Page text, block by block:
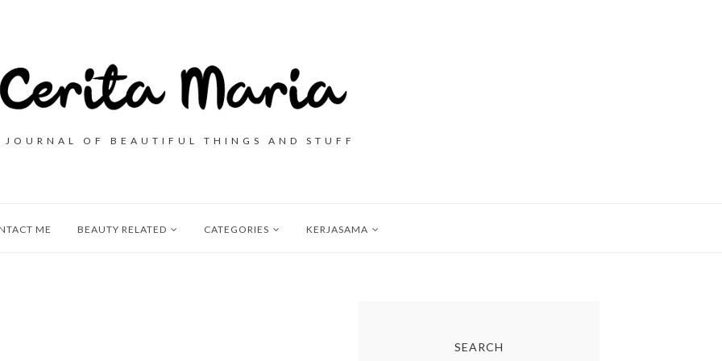
JOURNAL OF BEAUTIFUL THINGS AND STUFF
ME BEAUTY RELATED CATEGORIES KERJASAMA
SEARCH